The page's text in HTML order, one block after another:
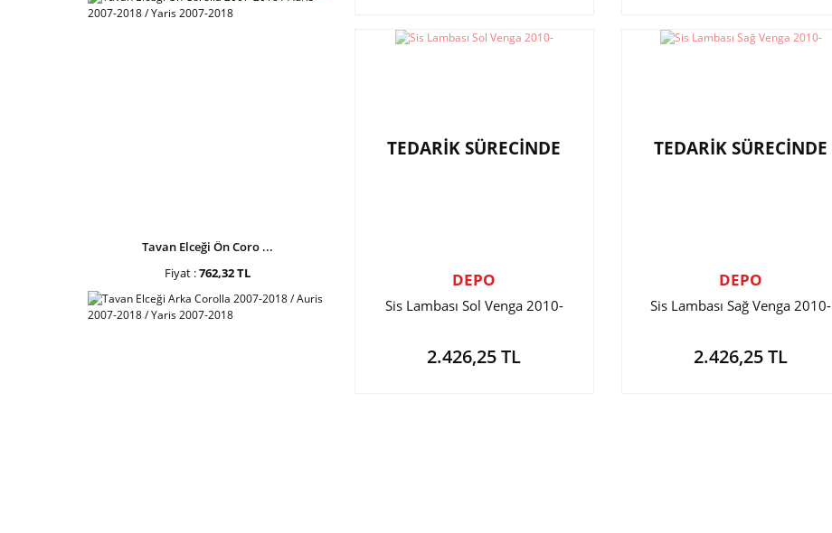
Tavan Elceği Ön Coro ...
Fiyat :762,32 TL
TEDARİK SÜRECİNDE
DEPO
Sis Lambası Sol Venga 2010-
2.426,25 TL
TEDARİK SÜRECİNDE
DEPO
Sis Lambası Sağ Venga 2010-
2.426,25 TL